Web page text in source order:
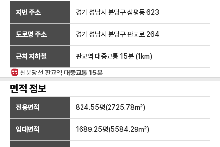
지번 주소 경기 성남시 분당구 삼평동 623
도로명 주소 경기 성남시 분당구 판교로 264
근처 지하철 판교역 대중교통 15분 (1 km)
신분당선 판교역 대중교통 15분
면적 정보
전용면적 824.55평(2725.78㎡)
임대면적 1689.25평(5584.29㎡)